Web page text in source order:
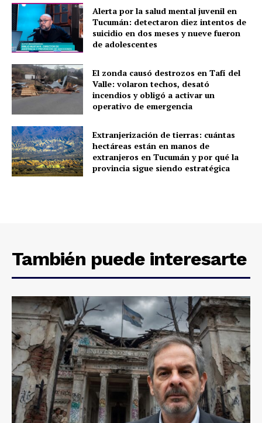
Alerta por la salud mental juvenil en
Tucumán: detectaron diez intentos de
suicidio en dos meses y nueve fueron
de adolescentes
El zonda causó destrozos en Tafí del
Valle: volaron techos, desató
incendios y obligó a activar un
operativo de emergencia
Extranjerización de tierras: cuántas
hectáreas están en manos de
extranjeros en Tucumán y por qué la
provincia sigue siendo estratégica
También puede interesarte